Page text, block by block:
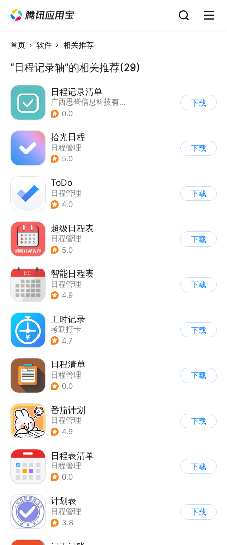
首页 软件 相关推荐
“日程记录轴”的相关推荐(29)
日程记录清单
广西思誉信息科技有限公司
0.0
下载
拾光日程
日程管理
5.0
下载
ToDo
日程管理
4.0
下载
超级日程表
日程管理
5.0
下载
智能日程表
日程管理
4.9
下载
工时记录
考勤打卡
4.7
下载
日程清单
日程管理
0.0
下载
番茄计划
日程管理
4.9
下载
日程表清单
日程管理
0.0
下载
计划表
日程管理
3.8
下载